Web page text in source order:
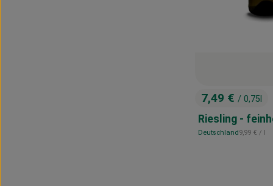
, Preis:
7,49 € / 0,75l
Riesling -
, Herkunft:
Deutschland ,9,99 € / l